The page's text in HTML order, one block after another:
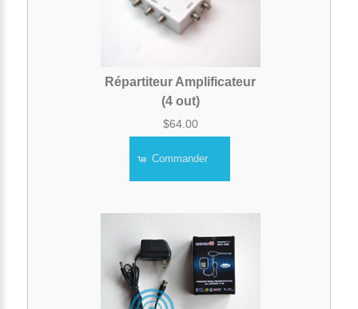
Répartiteur Amplificateur
(4 out)
$64.00
Commander